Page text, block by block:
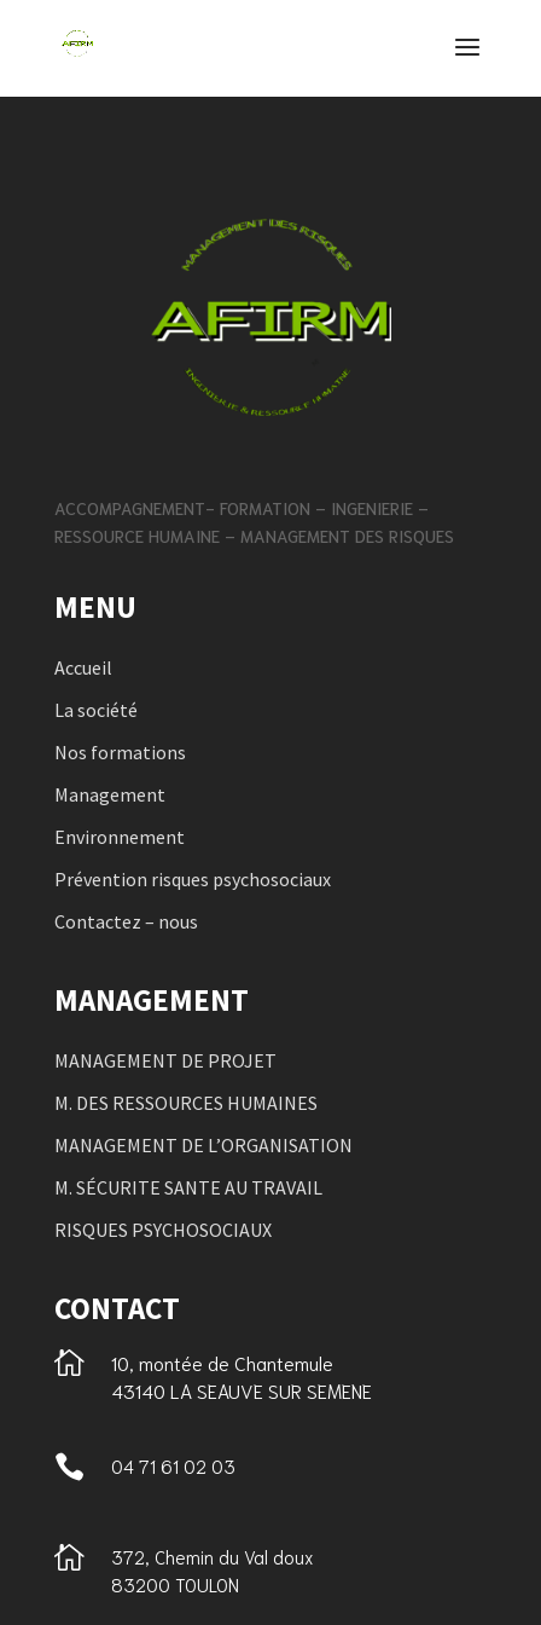
ACCOMPAGNEMENT- FORMATION – INGENIERIE –
RESSOURCE HUMAINE – MANAGEMENT DES RISQUES
MENU
Accueil
La société
Nos formations
Management
Environnement
Prévention risques psychosociaux
Contactez – nous
MANAGEMENT
MANAGEMENT DE PROJET
M. DES RESSOURCES HUMAINES
MANAGEMENT DE L’ORGANISATION
M. SÉCURITE SANTE AU TRAVAIL
RISQUES PSYCHOSOCIAUX
CONTACT

10, montée de Chantemule
43140 LA SEAUVE SUR SEMENE
 04 71 61 02 03

372, Chemin du Val doux
83200 TOULON